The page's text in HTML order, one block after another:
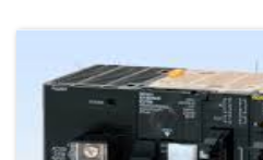
thông minh giúp điều khiển và
thiết bị khác nhau trong môi
trong hộ gia đình. Bằng cách
rơ le điện tử có khả năng xử
nhằm nâng cao hiệu suất
các hệ